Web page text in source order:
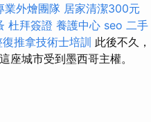
業外燴團隊 居家清潔300元
杜拜簽證 養護中心 seo 二手
推拿技術士培訓 此後不久，
座城市受到墨西哥主權。